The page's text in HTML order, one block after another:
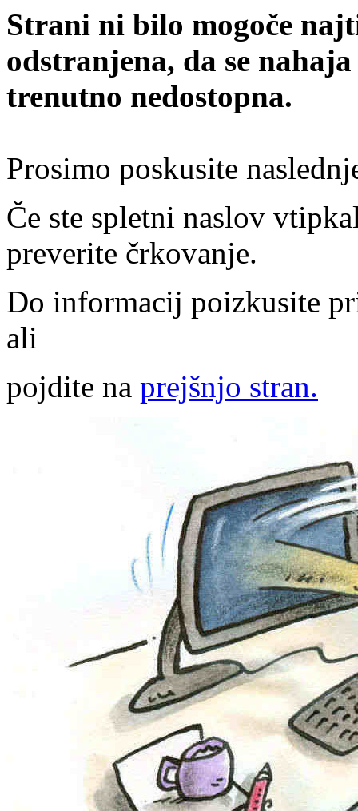
Strani ni bilo mogoče
odstranjena, da se
trenutno nedostopna.
Prosimo poskusite
Če ste spletni naslov
preverite črkovanje.
Do informacij poizkusite
ali
pojdite na prejšnjo stran.